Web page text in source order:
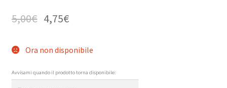
5,00€ 4,75€
Ora non disponibile
Avvisami quando il prodotto torna disponibile: